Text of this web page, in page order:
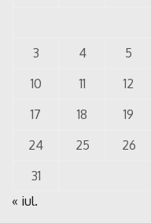
3
4 5
10
11 12
17
18 19
24
25 26
31
« iul.